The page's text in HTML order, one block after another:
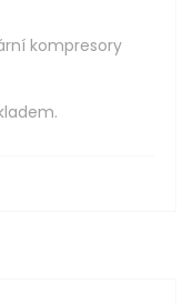
kompresory